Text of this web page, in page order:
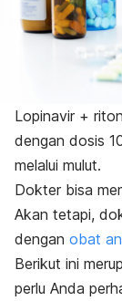
Lopinavir +
dengan dosis
melalui mulut.
Dokter bisa
Akan tetapi,
dengan obat
Berikut ini
perlu Anda